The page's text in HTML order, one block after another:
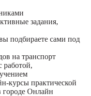
задания,
подбираете сами под
на транспорт
работой,
курсы практической
городе Онлайн